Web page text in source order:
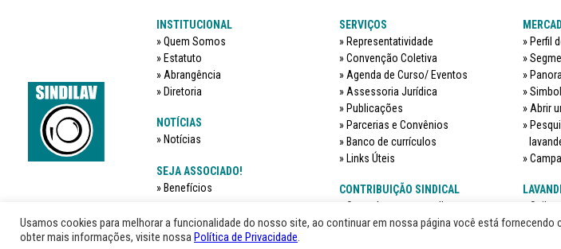
INSTITUCIONAL
Quem Somos
Estatuto
Abrangência
Diretoria
NOTÍCIAS
Notícias
SEJA ASSOCIADO!
Benefícios
SERVIÇOS
Representatividade
Convenção Coletiva
Agenda de Curso/ Eventos
Assessoria Jurídica
Publicações
Parcerias e Convênios
Banco de currículos
Links Úteis
CONTRIBUIÇÃO SINDICAL
O que é e quem recolhe
Perfil
Abrir
Saiba
Usamos cookies para melhorar a funcionalidade do nosso site, ao continuar em nossa página você está fornecendo
obter mais informações, visite nossa Política de Privacidade